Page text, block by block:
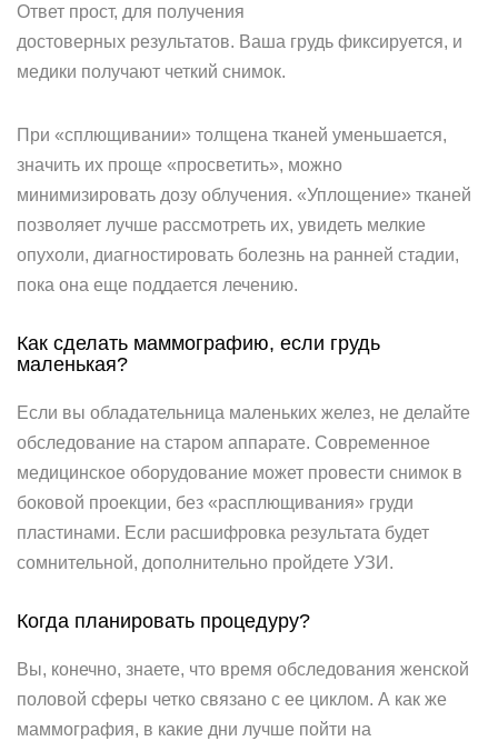
Ответ прост, для получения
достоверных результатов. Ваша грудь фиксируется, и
медики получают четкий снимок.
При «сплющивании» толщена тканей уменьшается,
значить их проще «просветить», можно
минимизировать дозу облучения. «Уплощение» тканей
позволяет лучше рассмотреть их, увидеть мелкие
опухоли, диагностировать болезнь на ранней стадии,
пока она еще поддается лечению.
Как сделать маммографию, если грудь
маленькая?
Если вы обладательница маленьких желез, не делайте
обследование на старом аппарате. Современное
медицинское оборудование может провести снимок в
боковой проекции, без «расплющивания» груди
пластинами. Если расшифровка результата будет
сомнительной, дополнительно пройдете УЗИ.
Когда планировать процедуру?
Вы, конечно, знаете, что время обследования женской
половой сферы четко связано с ее циклом. А как же
маммография, в какие дни лучше пойти на